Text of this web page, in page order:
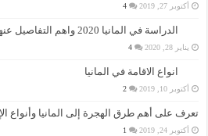
أكتوبر 27, 2019 4
الدراسة في المانيا 2020 واهم التفاصيل عنها
يناير 28, 2020 4
انواع الاقامة في المانيا
أكتوبر 10, 2019 2
تعرف على أهم طرق الهجرة إلى المانيا وأنواع
أكتوبر 24, 2019 1